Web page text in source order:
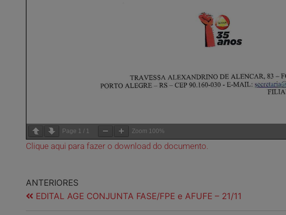
Page 1 / 1 Zoom 100%
Clique aqui para fazer o download do documento.
ANTERIORES
EDITAL AGE CONJUNTA FASE/FPE e AFUFE – 21/11